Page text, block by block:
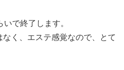
で終了します。
く、エステ感覚なので、とて